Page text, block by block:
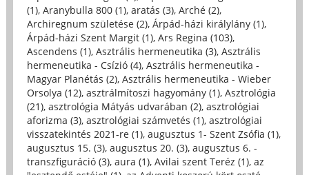
(1), Aranybulla 800 (1), aratás (3), Arché (2),
Archiregnum születése (2), Árpád-házi királylány (1),
Árpád-házi Szent Margit (1), Ars Regina (103),
Ascendens (1), Asztrális hermeneutika (3), Asztrális
hermeneutika - Csízió (4), Asztrális hermeneutika -
Magyar Planétás (2), Asztrális hermeneutika - Wieber
Orsolya (12), asztrálmítoszi hagyomány (1), Asztrológia
(21), asztrológia Mátyás udvarában (2), asztrológiai
aforizma (3), asztrológiai számvetés (1), asztrológiai
visszatekintés 2021-re (1), augusztus 1- Szent Zsófia (1),
augusztus 15. (3), augusztus 20. (3), augusztus 6. -
transzfiguráció (3), aura (1), Avilai szent Teréz (1), az